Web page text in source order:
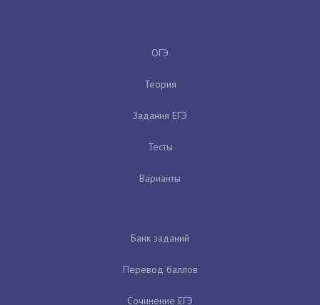
ОГЭ
Теория
Задания ЕГЭ
Тесты
Варианты
Банк заданий
Перевод баллов
Сочинение ЕГЭ